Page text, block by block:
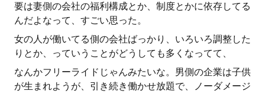
要は妻側の会社の福利構成とか、制度とかに依存してる
んだよなって、すごい思った。
女の人が働いてる側の会社ばっかり、いろいろ調整した
りとか、っていうことがどうしても多くなってて、
なんかフリーライドじゃんみたいな。男側の企業は子供
が生まれようが、引き続き働かせ放題で、ノーダメージ